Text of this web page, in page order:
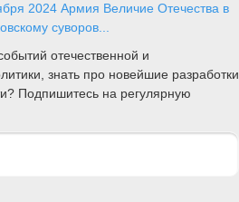
2024 Армия Величие Отечества в
суворов...
отечественной и
знать про новейшие разработки
Подпишитесь на регулярную